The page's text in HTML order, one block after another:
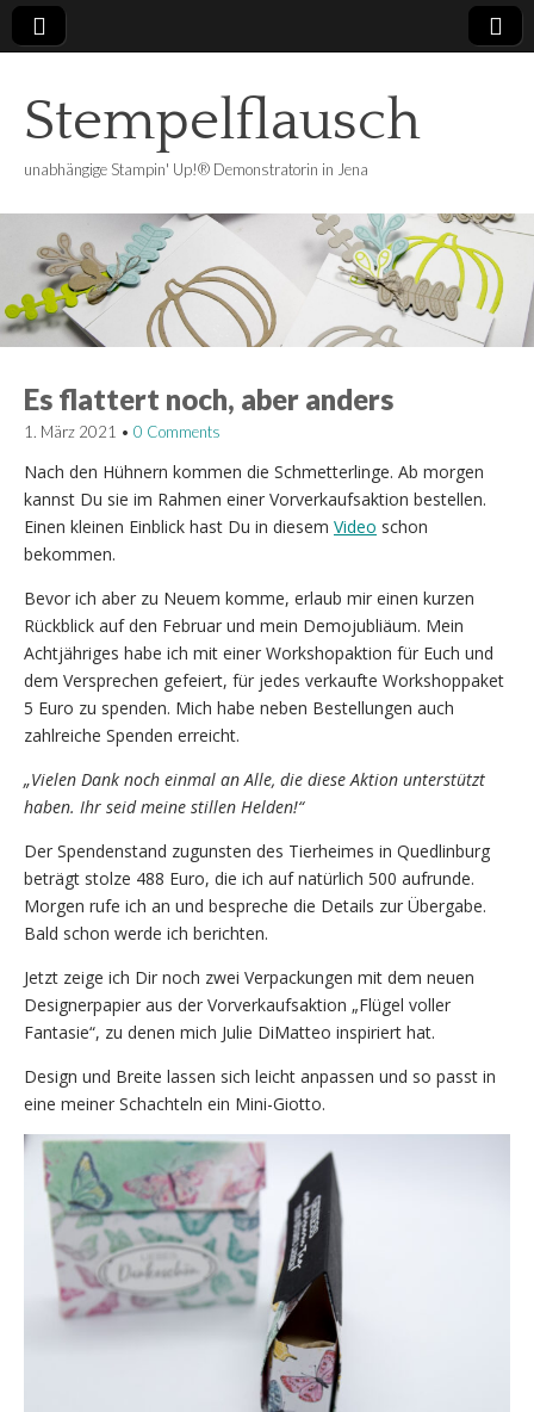
Stempelflausch
unabhängige Stampin' Up!® Demonstratorin in Jena
Es flattert noch, aber anders
1. März 2021 • 0 Comments
Nach den Hühnern kommen die Schmetterlinge. Ab morgen
kannst Du sie im Rahmen einer Vorverkaufsaktion bestellen.
Einen kleinen Einblick hast Du in diesem Video schon
bekommen.
Bevor ich aber zu Neuem komme, erlaub mir einen kurzen
Rückblick auf den Februar und mein Demojubliäum. Mein
Achtjähriges habe ich mit einer Workshopaktion für Euch und
dem Versprechen gefeiert, für jedes verkaufte Workshoppaket
5 Euro zu spenden. Mich habe neben Bestellungen auch
zahlreiche Spenden erreicht.
„Vielen Dank noch einmal an Alle, die diese Aktion unterstützt
haben. Ihr seid meine stillen Helden!“
Der Spendenstand zugunsten des Tierheimes in Quedlinburg
beträgt stolze 488 Euro, die ich auf natürlich 500 aufrunde.
Morgen rufe ich an und bespreche die Details zur Übergabe.
Bald schon werde ich berichten.
Jetzt zeige ich Dir noch zwei Verpackungen mit dem neuen
Designerpapier aus der Vorverkaufsaktion „Flügel voller
Fantasie“, zu denen mich Julie DiMatteo inspiriert hat.
Design und Breite lassen sich leicht anpassen und so passt in
eine meiner Schachteln ein Mini-Giotto.